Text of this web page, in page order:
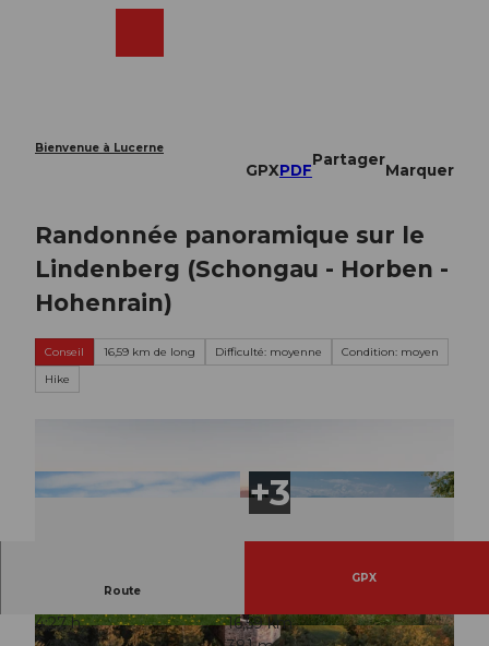
Bienvenue à Lucerne
GPXPDF
Partager
Marquer
Randonnée panoramique sur le
Lindenberg (Schongau - Horben -
Hohenrain)
Conseil 16,59 km de long Difficulté: moyenne
Condition: moyen
Hike
© Seetal Tourismus, Gemeinde Schongau © Seetal Tourismus, Seetal Tourismus
Route
GPX
4:27 h
16,59 km